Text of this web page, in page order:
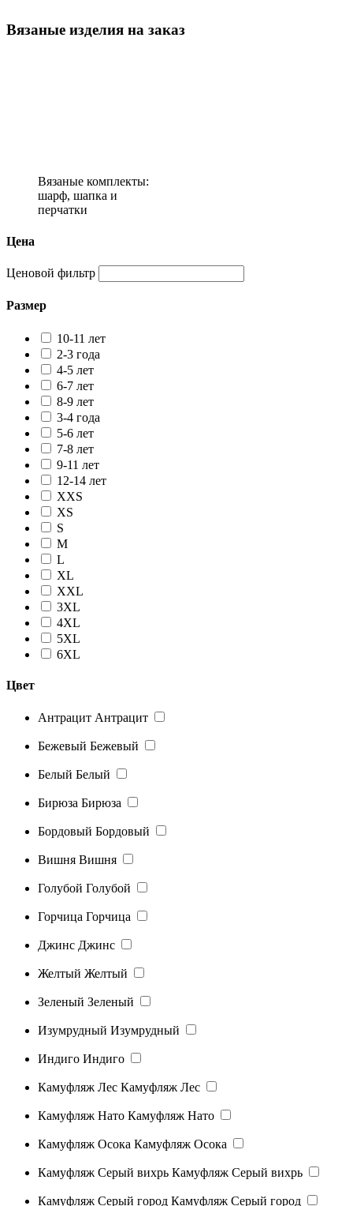
Вязаные изделия на заказ
Вязаные комплекты:
шарф, шапка и
перчатки
Цена
Ценовой фильтр
Размер
10-11 лет
2-3 года
4-5 лет
6-7 лет
8-9 лет
3-4 года
5-6 лет
7-8 лет
9-11 лет
12-14 лет
XXS
XS
S
M
L
XL
XXL
3XL
4XL
5XL
6XL
Цвет
Антрацит Антрацит
Бежевый Бежевый
Белый Белый
Бирюза Бирюза
Бордовый Бордовый
Вишня Вишня
Голубой Голубой
Горчица Горчица
Джинс Джинс
Желтый Желтый
Зеленый Зеленый
Изумрудный Изумрудный
Индиго Индиго
Камуфляж Лес Камуфляж Лес
Камуфляж Нато Камуфляж Нато
Камуфляж Осока Камуфляж Осока
Камуфляж Серый вихрь Камуфляж Серый вихрь
Камуфляж Серый город Камуфляж Серый город